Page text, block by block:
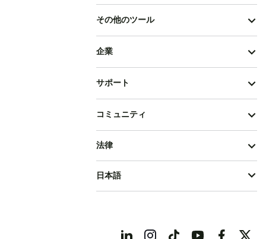
その他のツール
企業
サポート
コミュニティ
法律
日本語